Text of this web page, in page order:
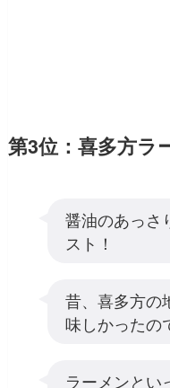
第3位：喜多方ラ
醤油のあっさ
スト！
昔、喜多方の
味しかったの
ラーメンとい